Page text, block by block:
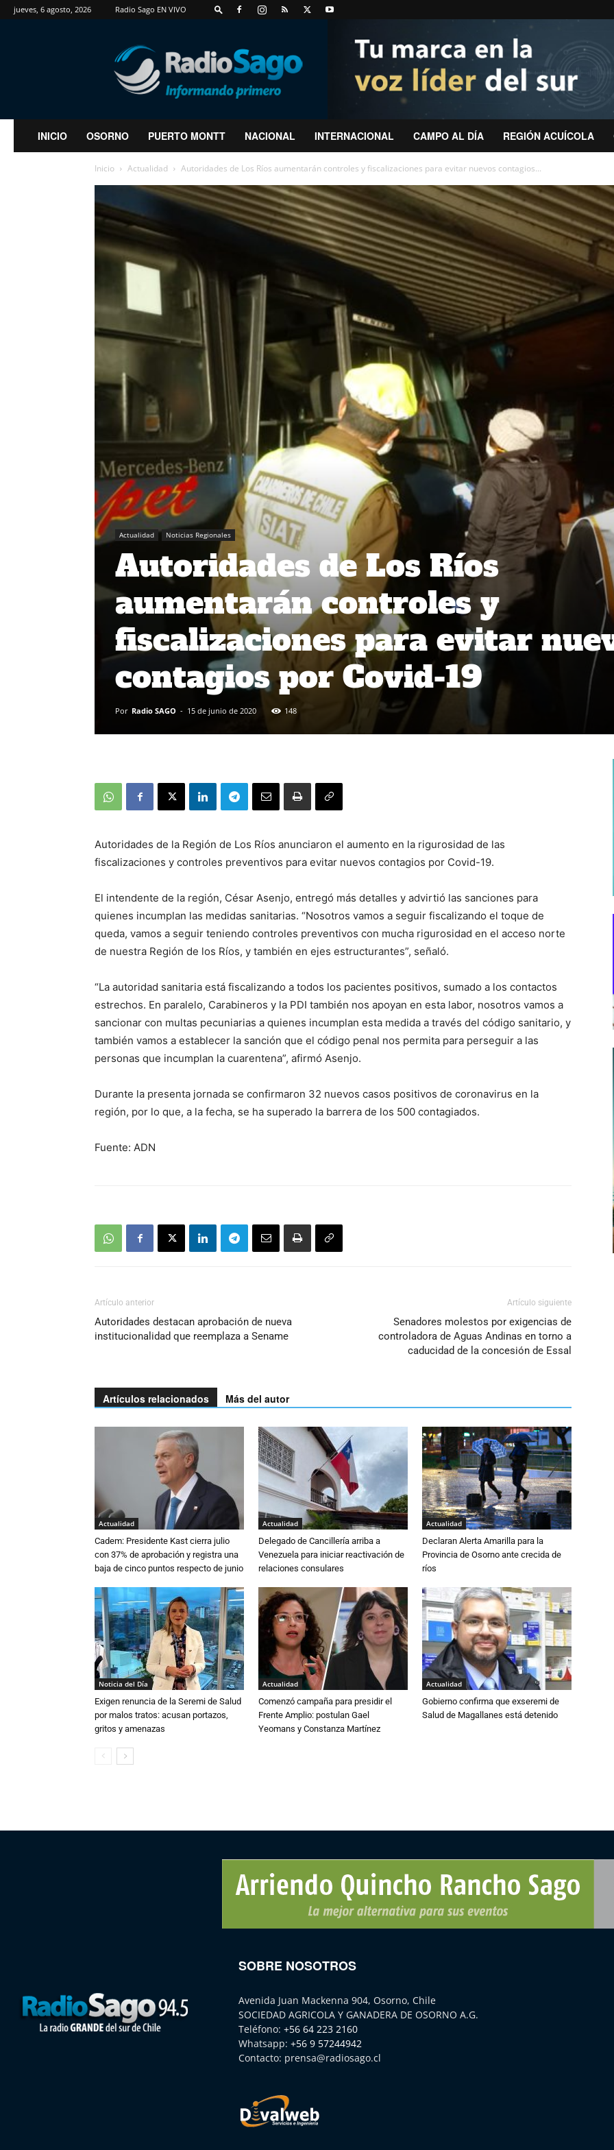
jueves, 6 agosto, 2026 Radio Sago EN VIVO
RadioSago
INICIO OSORNO PUERTO MONTT NACIONAL INTERNACIONAL CAMPO AL DÍA REGIÓN ACUÍCOLA
Inicio Actualidad Autoridades de Los Ríos aumentarán controles y fiscalizaciones para evitar nuevos contagios...
Actualidad Noticias Regionales
Autoridades de Los Ríos
aumentarán controles y
fiscalizaciones para evitar
contagios por Covid-19
Por Radio SAGO - 15 de junio de 2020 148
Autoridades de la Región de Los Ríos anunciaron el aumento en la rigurosidad de las
fiscalizaciones y controles preventivos para evitar nuevos contagios por Covid-19.
El intendente de la región, César Asenjo, entregó más detalles y advirtió las sanciones para
quienes incumplan las medidas sanitarias. “Nosotros vamos a seguir fiscalizando el toque de
queda, vamos a seguir teniendo controles preventivos con mucha rigurosidad en el acceso norte
de nuestra Región de los Ríos, y también en ejes estructurantes”, señaló.
“La autoridad sanitaria está fiscalizando a todos los pacientes positivos, sumado a los contactos
estrechos. En paralelo, Carabineros y la PDI también nos apoyan en esta labor, nosotros vamos a
sancionar con multas pecuniarias a quienes incumplan esta medida a través del código sanitario, y
también vamos a establecer la sanción que el código penal nos permita para perseguir a las
personas que incumplan la cuarentena”, afirmó Asenjo.
Durante la presenta jornada se confirmaron 32 nuevos casos positivos de coronavirus en la
región, por lo que, a la fecha, se ha superado la barrera de los 500 contagiados.
Fuente: ADN
Artículo anterior
Autoridades destacan aprobación de nueva
institucionalidad que reemplaza a Sename
Artículo siguiente
Senadores molestos por exigencias de
controladora de Aguas Andinas en torno a
caducidad de la concesión de Essal
Artículos relacionados Más del autor
Actualidad
Cadem: Presidente Kast cierra julio
con 37% de aprobación y registra una
baja de cinco puntos respecto de junio
Actualidad
Delegado de Cancillería arriba a
Venezuela para iniciar reactivación de
relaciones consulares
Actualidad
Declaran Alerta Amarilla para la
Provincia de Osorno ante crecida de
ríos
Noticia del Día
Exigen renuncia de la Seremi de Salud
por malos tratos: acusan portazos,
gritos y amenazas
Actualidad
Comenzó campaña para presidir el
Frente Amplio: postulan Gael
Yeomans y Constanza Martínez
Actualidad
Gobierno confirma que exseremi de
Salud de Magallanes está detenido
SOBRE NOSOTROS
Avenida Juan Mackenna 904, Osorno, Chile
SOCIEDAD AGRICOLA Y GANADERA DE OSORNO A.G.
Teléfono: +56 64 223 2160
Whatsapp: +56 9 57244942
Contacto: prensa@radiosago.cl